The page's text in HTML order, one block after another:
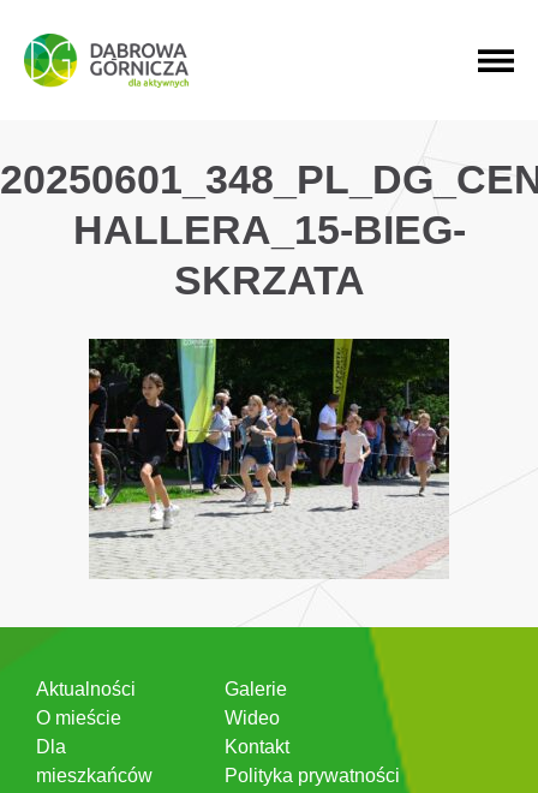
PRZEJDŹ DO MENU GŁÓWNEGO
PRZEJDŹ DO WYSZUKIWARKI
PRZEJDŹ DO TREŚCI
HALLERA_15-BIEG-
SKRZATA
Aktualności
O mieście
Dla
mieszkańców
Galerie
Wideo
Kontakt
Polityka prywatności